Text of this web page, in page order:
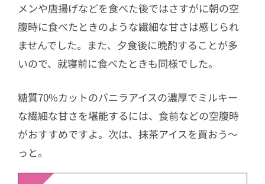
メンや唐揚げなどを食べた後ではさすがに朝の空
腹時に食べたときのような繊細な甘さは感じられ
ませんでした。また、夕食後に晩酌することが多
いので、就寝前に食べたときも同様でした。
糖質70%カットのバニラアイスの濃厚でミルキー
な繊細な甘さを堪能するには、食前などの空腹時
がおすすめですよ。次は、抹茶アイスを買おう〜
っと。